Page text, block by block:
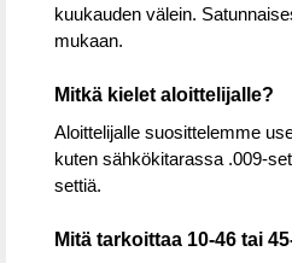
kuukauden välein.
mukaan.
Mitkä kielet aloittelijalle?
Aloittelijalle suosittelemme
kuten sähkökitarassa .009-
settiä.
Mitä tarkoittaa 10-46 tai